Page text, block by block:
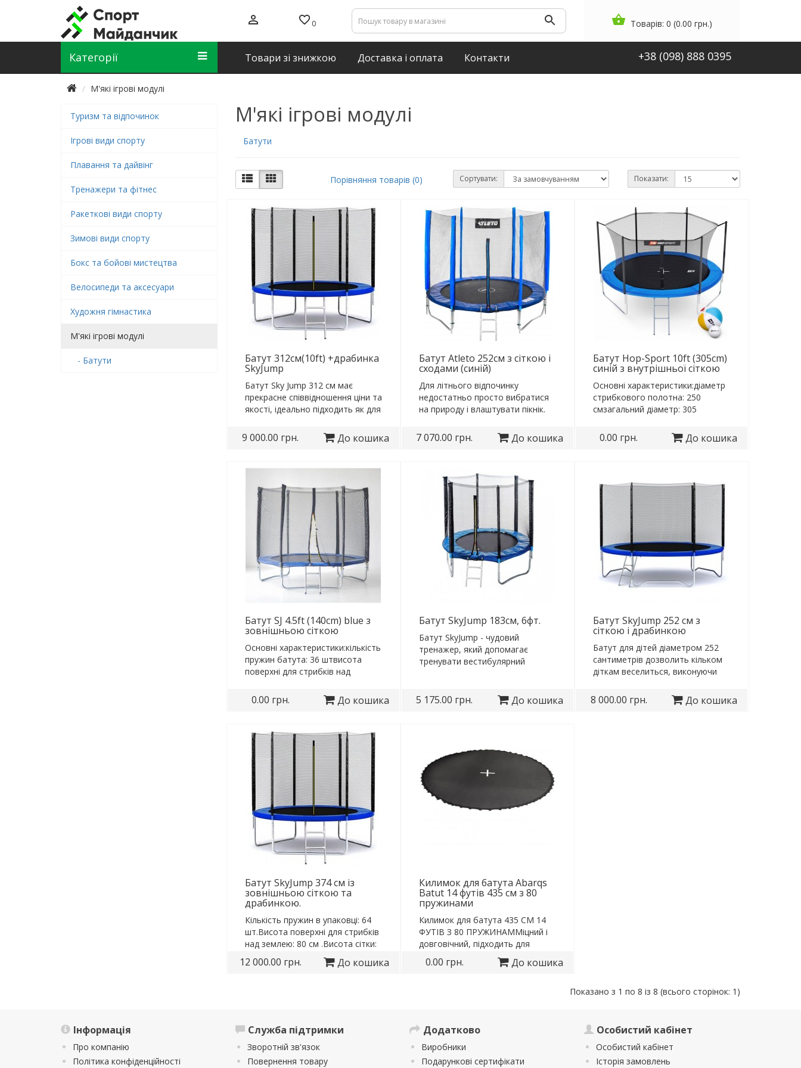
0 Товарів: 0 (0.00 грн.)
Категорії Товари зі знижкою Доставка і оплата Контакти +38 (098) 888 0395
М'які ігрові модулі
Туризм та відпочинок
Ігрові види спорту
Плавання та дайвінг
Тренажери та фітнес
Ракеткові види спорту
Зимові види спорту
Бокс та бойові мистецтва
Велосипеди та аксесуари
Художня гімнастика
М'які ігрові модулі
- Батути
М'які ігрові модулі
Батути
Порівняння товарів (0) Сортувати: Показати:
Батут 312см(10ft) +драбинка
SkyJump
Батут Sky Jump 312 см має
прекрасне співвідношення ціни та
якості, ідеально підходить як для
9 000.00 грн. До кошика
Батут Atleto 252см з сіткою і
сходами (синій)
Для літнього відпочинку
недостатньо просто вибратися
на природу і влаштувати пікнік.
7 070.00 грн. До кошика
Батут Hop-Sport 10ft (305cm)
синій з внутрішньої сіткою
Основні характеристики:діаметр
стрибкового полотна: 250
смзагальний діаметр: 305
0.00 грн. До кошика
Батут SJ 4.5ft (140cm) blue з
зовнішньою сіткою
Основні характеристики:кількість
пружин батута: 36 штвисота
поверхні для стрибків над
0.00 грн. До кошика
Батут SkyJump 183см, 6фт.
Батут SkyJump - чудовий
тренажер, який допомагає
тренувати вестибулярний
5 175.00 грн. До кошика
Батут SkyJump 252 см з
сіткою і драбинкою
Батут для дітей діаметром 252
сантиметрів дозволить кільком
діткам веселиться, виконуючи
8 000.00 грн. До кошика
Батут SkyJump 374 см із
зовнішньою сіткою та
драбинкою.
Кількість пружин в упаковці: 64
шт.Висота поверхні для стрибків
над землею: 80 см .Висота сітки:
180..
12 000.00 грн. До кошика
Килимок для батута Abarqs
Batut 14 футів 435 см з 80
пружинами
Килимок для батута 435 СМ 14
ФУТІВ З 80 ПРУЖИНАММіцний і
довговічний, підходить для
батута 435 CM 14..
0.00 грн. До кошика
Показано з 1 по 8 із 8 (всього сторінок: 1)
Інформація
Про компанію
Політика конфіденційності
Служба підтримки
Зворотній зв'язок
Повернення товару
Додатково
Виробники
Подарункові сертифікати
Особистий кабінет
Особистий кабінет
Історія замовлень